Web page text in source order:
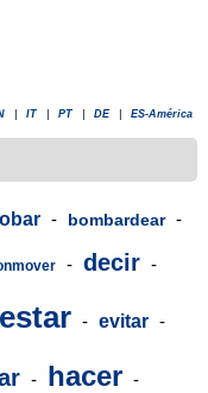
IT PT DE ES-América
- bombardear -
- decir -
estar - evitar -
- hacer -